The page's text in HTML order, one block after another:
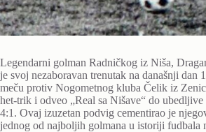
Legendarni golman Radničkog iz Niša,
je svoj nezaboravan trenutak na današnji dan
meču protiv Nogometnog kluba Čelik iz
het-trik i odveo „Real sa Nišave“ do ubedljive
4:1. Ovaj izuzetan podvig cementirao je
jednog od najboljih golmana u istoriji fudbala